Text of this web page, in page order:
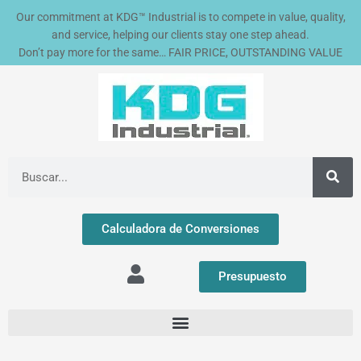
Our commitment at KDG™ Industrial is to compete in value, quality,
and service, helping our clients stay one step ahead.
Don’t pay more for the same… FAIR PRICE, OUTSTANDING VALUE
Calculadora de Conversiones
Presupuesto